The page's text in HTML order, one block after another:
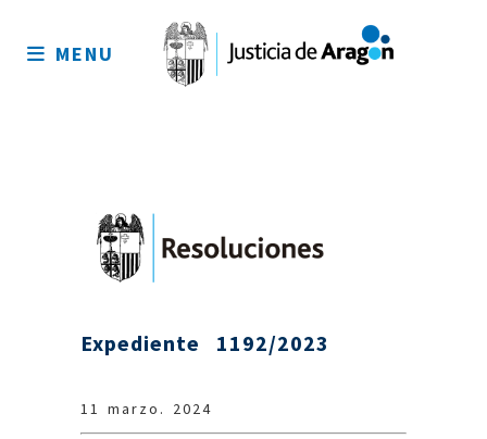
sitio
MENU
Expediente 1192/2023
11 marzo. 2024